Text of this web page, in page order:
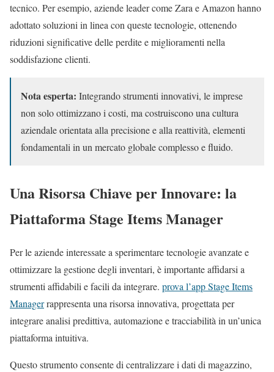
tecnico. Per esempio, aziende leader come Zara e Amazon hanno
adottato soluzioni in linea con queste tecnologie, ottenendo
riduzioni significative delle perdite e miglioramenti nella
soddisfazione clienti.
Nota esperta: Integrando strumenti innovativi, le imprese
non solo ottimizzano i costi, ma costruiscono una cultura
aziendale orientata alla precisione e alla reattività, elementi
fondamentali in un mercato globale complesso e fluido.
Una Risorsa Chiave per Innovare: la
Piattaforma Stage Items Manager
Per le aziende interessate a sperimentare tecnologie avanzate e
ottimizzare la gestione degli inventari, è importante affidarsi a
strumenti affidabili e facili da integrare. prova l’app Stage Items
Managerrappresenta una risorsa innovativa, progettata per
integrare analisi predittiva, automazione e tracciabilità in un’unica
piattaforma intuitiva.
Questo strumento consente di centralizzare i dati di magazzino,